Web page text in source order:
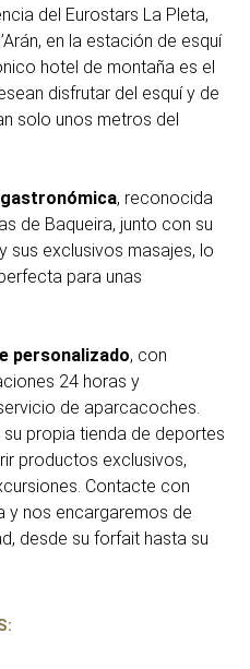
del Eurostars La Pleta,
en la estación de esquí
hotel de montaña es el
disfrutar del esquí y de
solo unos metros del
, reconocida
de Baqueira, junto con su
sus exclusivos masajes, lo
para unas
personalizado, con
24 horas y
de aparcacoches.
propia tienda de deportes
productos exclusivos,
Contacte con
y nos encargaremos de
desde su forfait hasta su